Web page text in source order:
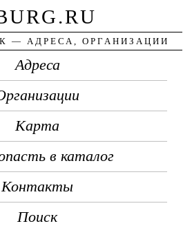
— АДРЕСА, ОРГАНИЗАЦИИ
Адреса
Карта
в каталог
Контакты
Поиск